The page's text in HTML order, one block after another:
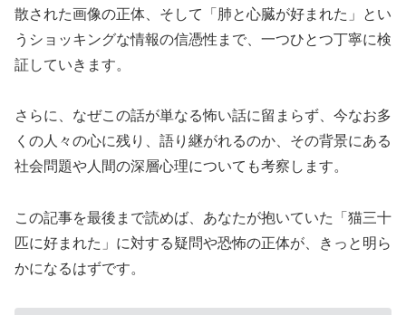
散された画像の正体、そして「肺と心臓が好まれた」とい
うショッキングな情報の信憑性まで、一つひとつ丁寧に検
証していきます。
さらに、なぜこの話が単なる怖い話に留まらず、今なお多
くの人々の心に残り、語り継がれるのか、その背景にある
社会問題や人間の深層心理についても考察します。
この記事を最後まで読めば、あなたが抱いていた「猫三十
匹に好まれた」に対する疑問や恐怖の正体が、きっと明ら
かになるはずです。